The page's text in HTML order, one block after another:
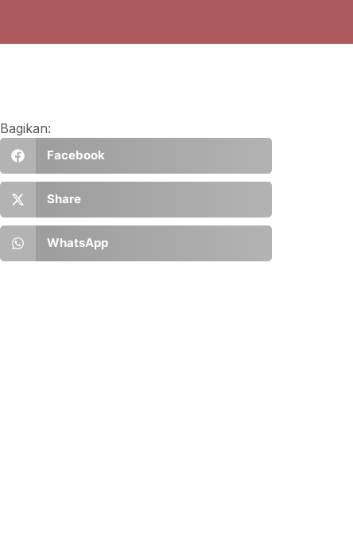
Bagikan:
Facebook
Share
WhatsApp